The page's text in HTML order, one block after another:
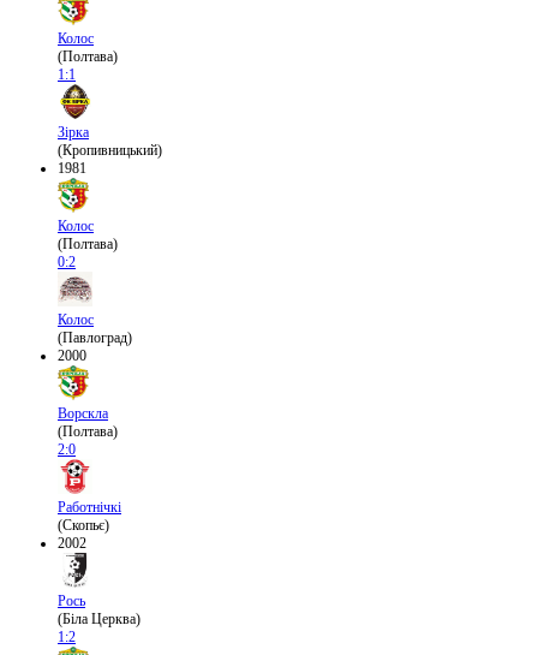
Колос
(Полтава)
1:1
Зірка
(Кропивницький)
1981
Колос
(Полтава)
0:2
Колос
(Павлоград)
2000
Ворскла
(Полтава)
2:0
Работнічкі
(Скопьє)
2002
Рось
(Біла Церква)
1:2